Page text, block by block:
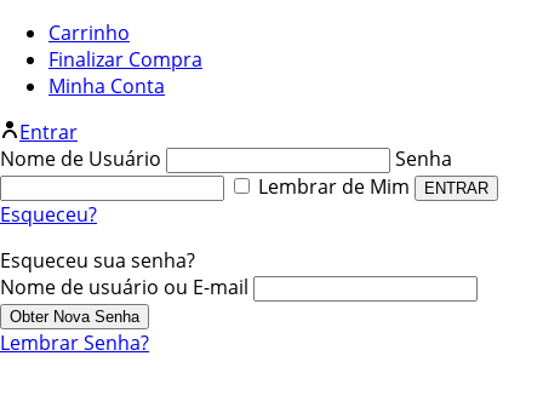
Carrinho
Finalizar Compra
Minha Conta
Entrar
Nome de Usuário
Senha
Lembrar de Mim
Esqueceu?
Esqueceu sua senha?
Nome de usuário ou E-mail
Lembrar Senha?